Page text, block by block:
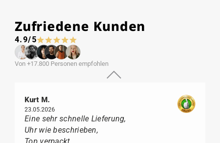
Zufriedene Kunden
4.9/5
Von +17.800 Personen empfohlen
Kurt M.
23.05.2026
Eine sehr schnelle Lieferung,
Uhr wie beschrieben,